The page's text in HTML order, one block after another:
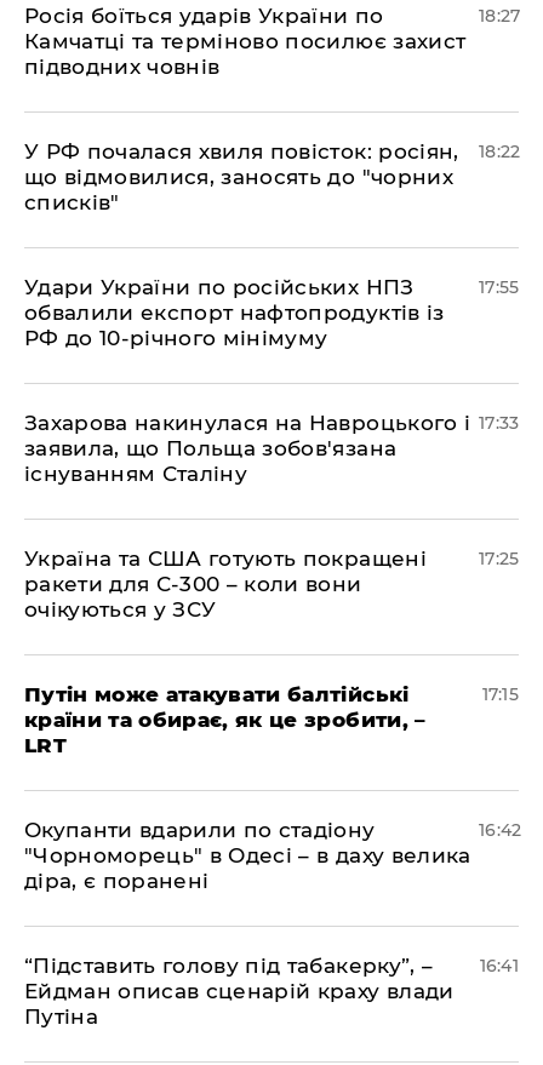
​Росія боїться ударів України по
Камчатці та терміново посилює захист
підводних човнів
18:27
​У РФ почалася хвиля повісток: росіян,
що відмовилися, заносять до "чорних
списків"
18:22
​Удари України по російських НПЗ
обвалили експорт нафтопродуктів із
РФ до 10-річного мінімуму
17:55
​Захарова накинулася на Навроцького і
заявила, що Польща зобов'язана
існуванням Сталіну
17:33
​Україна та США готують покращені
ракети для С-300 – коли вони
очікуються у ЗСУ
17:25
​Путін може атакувати балтійські
країни та обирає, як це зробити, –
LRT
17:15
​Окупанти вдарили по стадіону
"Чорноморець" в Одесі – в даху велика
діра, є поранені
16:42
​“Підставить голову під табакерку”, –
Ейдман описав сценарій краху влади
Путіна
16:41